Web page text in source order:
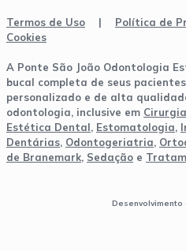
Termos de Uso | Política de
Cookies
A Ponte São João Odontologia
bucal completa de seus
personalizado e de alta
odontologia, inclusive em
Estética Dental, Estomatologia,
Dentárias, Odontogeriatria,
de Branemark, Sedação e
Desenvolvimento